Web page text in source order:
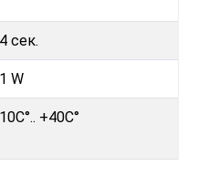
4 сек.
1 W
10C°.. +40C°